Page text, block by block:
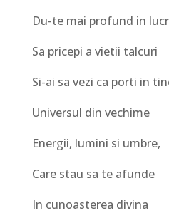
Du-te mai profund in
Sa pricepi a vietii talcuri
Si-ai sa vezi ca porti in
Universul din vechime
Energii, lumini si umbre,
Care stau sa te afunde
In cunoasterea divina